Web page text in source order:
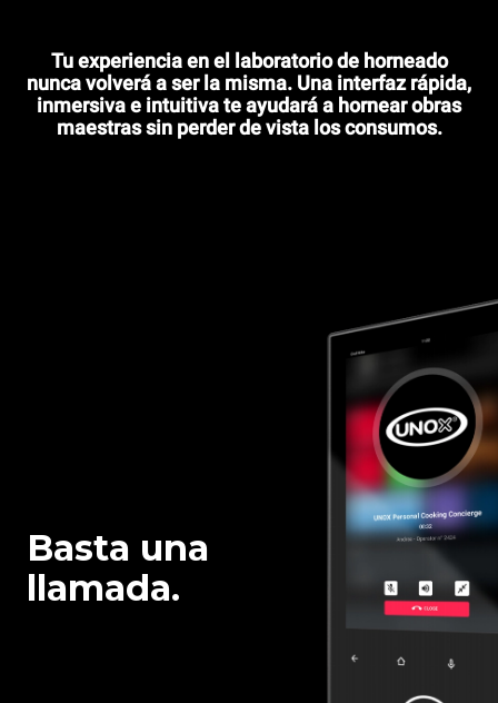
Tu experiencia en el laboratorio de horneado
nunca volverá a ser la misma. Una interfaz rápida,
inmersiva e intuitiva te ayudará a hornear obras
maestras sin perder de vista los consumos.
Basta una
llamada.